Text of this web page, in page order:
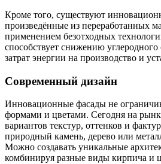
Кроме того, существуют
произведённые из переработанных
применением безотходных
способствует снижению
затрат энергии на производство и
Современный дизайн
Инновационные фасады не
формами и цветами. Сегодня на
вариантов текстур, оттенков и
природный камень, дерево или
Можно создавать уникальные
комбинируя разные виды кирпича и